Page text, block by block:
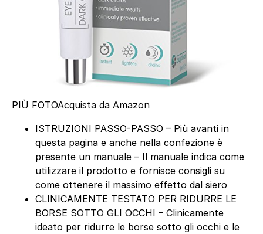
PIÙ FOTOAcquista da Amazon
ISTRUZIONI PASSO-PASSO – Più avanti in
questa pagina e anche nella confezione è
presente un manuale – Il manuale indica come
utilizzare il prodotto e fornisce consigli su
come ottenere il massimo effetto dal siero
CLINICAMENTE TESTATO PER RIDURRE LE
BORSE SOTTO GLI OCCHI – Clinicamente
ideato per ridurre le borse sotto gli occhi e le